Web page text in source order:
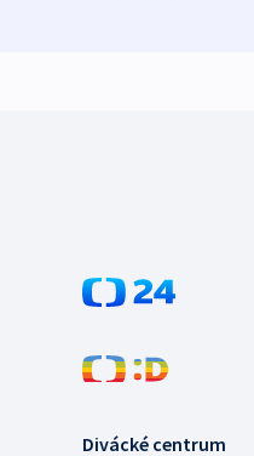
Divácké centrum